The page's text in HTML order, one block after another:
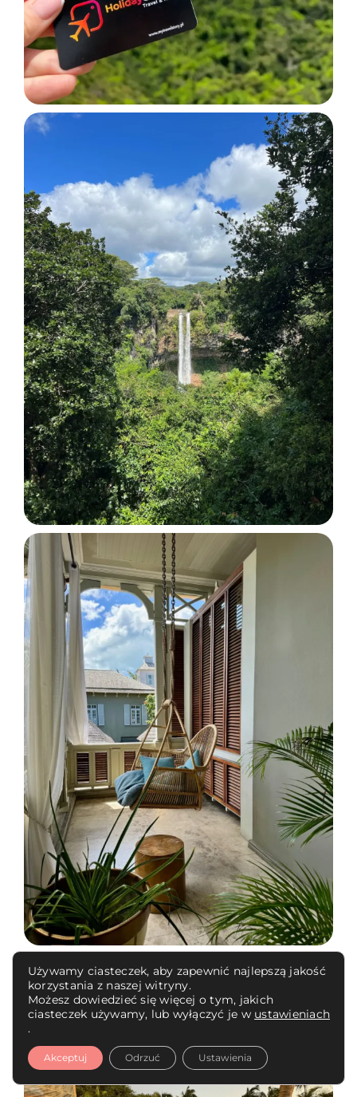
Używamy ciasteczek, aby zapewnić najlepszą jakość
korzystania z naszej witryny.
Możesz dowiedzieć się więcej o tym, jakich
ciasteczek używamy, lub wyłączyć je w ustawieniach
.
Akceptuj Odrzuć Ustawienia